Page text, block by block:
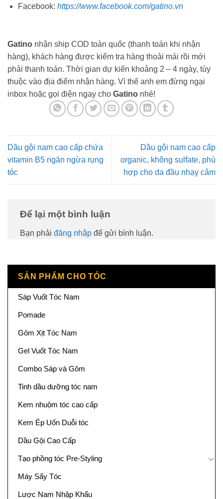
SẢN PHẨM CHO TÓC
Sáp Vuốt Tóc Nam
Pomade
Gôm Xịt Tóc Nam
Gel Vuốt Tóc Nam
Combo Sáp và Gôm
Tinh dầu dưỡng tóc nam
Kem nhuộm tóc cao cấp
Kem Ép Uốn Duỗi tóc
Dầu Gội Cao Cấp
Tạo phồng tóc Pre-Styling
Máy Sấy Tóc
Lược Nam Nhập Khẩu
Facebook: https://www.facebook.com/gatino.vn
Gatino nhận ship COD toàn quốc (thanh toán khi nhận
hàng), khách hàng được kiểm tra hàng thoải mái rồi mới
phải thanh toán. Thời gian dự kiến khoảng 2 – 4 ngày, tùy
thuộc vào địa điểm nhận hàng. Vì thế anh em đừng ngại
inbox hoặc gọi điện ngay cho Gatino nhé!
Dầu gội nam cao cấp chứa
vitamin B5 ngăn ngừa rụng
tóc
Dầu gội nam cao cấp
organic, không sulfate, phù
hợp cho da đầu nhạy cảm
Để lại một bình luận
Bạn phải đăng nhập để gửi bình luận.